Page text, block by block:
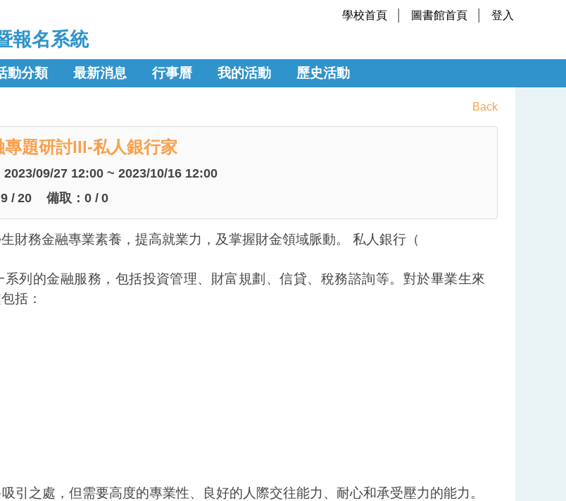
學校首頁 圖書館首頁 登入
報名系統
動分類 最新消息 行事曆 我的活動 歷史活動
Back
專題研討III-私人銀行家
2023/09/27 12:00 ~ 2023/10/16 12:00
9 / 20 備取：0 / 0
財務金融專業素養，提高就業力，及掌握財金領域脈動。
私人銀行（
系列的金融服務，包括投資管理、財富規劃、信貸、稅務諮詢等。對於畢業生來
括：
引之處，但需要高度的專業性、良好的人際交往能力、耐心和承受壓力的能力。